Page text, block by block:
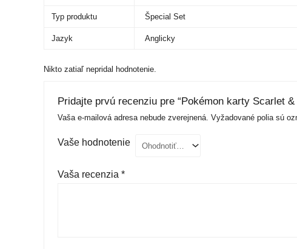
Typ produktu Špecial Set
Jazyk Anglicky
Nikto zatiaľ nepridal hodnotenie.
Pridajte prvú recenziu pre “Pokémon karty Scarlet
Vaša e-mailová adresa nebude zverejnená. Vyžadované polia sú
Vaše hodnotenie
Vaša recenzia *